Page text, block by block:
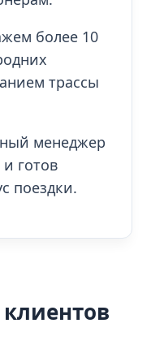
более 10
трассы
менеджер
и готов
поездки.